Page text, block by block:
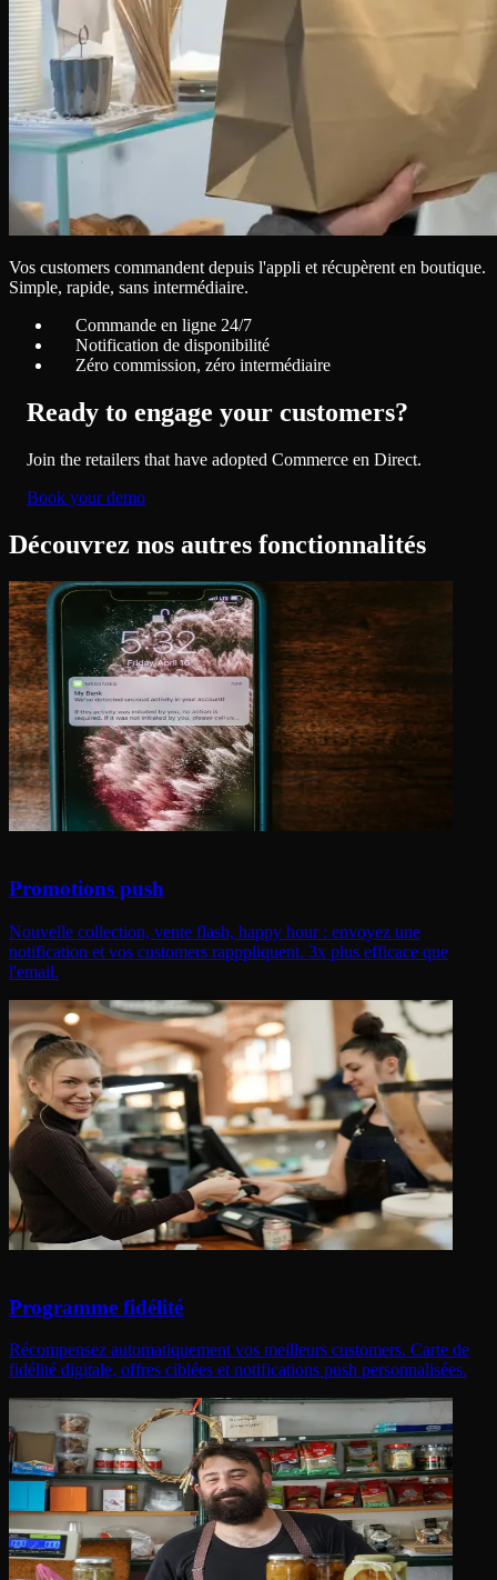
Vos customers commandent depuis l'appli et récupèrent en boutique.
Simple, rapide, sans intermédiaire.
Commande en ligne 24/7
Notification de disponibilité
Zéro commission, zéro intermédiaire
Ready to engage your customers?
Join the retailers that have adopted Commerce en Direct.
Book your demo
Découvrez nos autres fonctionnalités
Promotions push
Nouvelle collection, vente flash, happy hour : envoyez une
notification et vos customers rapppliquent. 3x plus efficace que
l'email.
Programme fidélité
Récompensez automatiquement vos meilleurs customers. Carte de
fidélité digitale, offres ciblées et notifications push personnalisées.